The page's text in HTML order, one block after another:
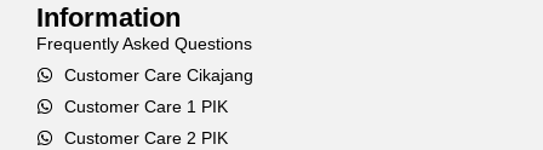
Information
Frequently Asked Questions
Customer Care Cikajang
Customer Care 1 PIK
Customer Care 2 PIK